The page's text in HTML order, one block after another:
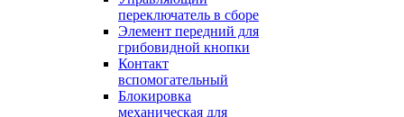
переключатель в сборе
Элемент передний для
грибовидной кнопки
Контакт
вспомогательный
Блокировка
механическая для